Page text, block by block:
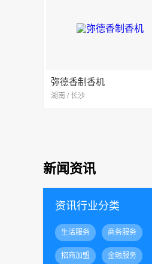
弥德香制香机
湖南 / 长沙
新闻资讯
资讯行业分类
生活服务 商务服务
招商加盟 金融服务